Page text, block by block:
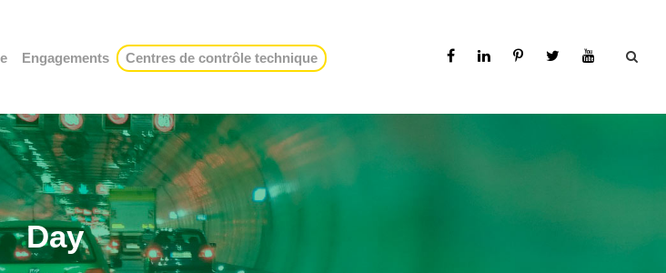
Engagements Centres de contrôle technique
Day